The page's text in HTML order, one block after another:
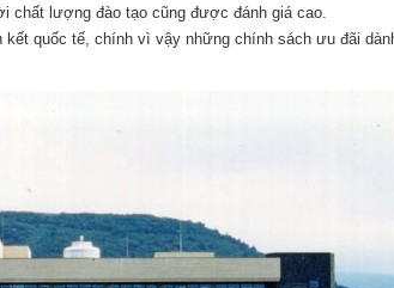
chất lượng đào tạo cũng được đánh giá cao.
quốc tế, chính vì vậy những chính sách ưu đãi